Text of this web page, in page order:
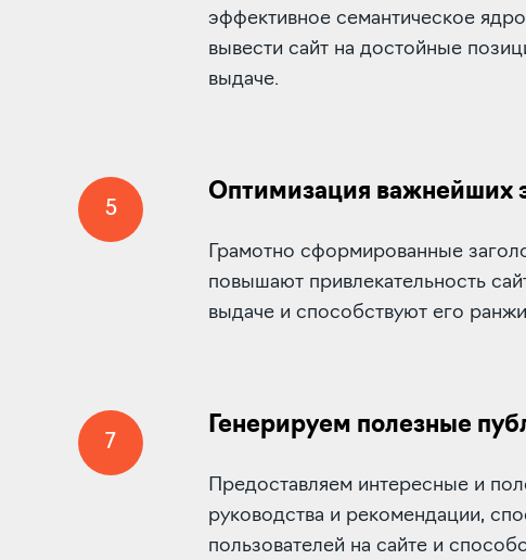
эффективное семантическое
вывести сайт на достойные
выдаче.
5
Оптимизация важнейших
Грамотно сформированные
повышают привлекательность
выдаче и способствуют его
7
Генерируем полезные
Предоставляем интересные и
руководства и рекомендации,
пользователей на сайте и